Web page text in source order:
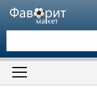
Искать также в описании